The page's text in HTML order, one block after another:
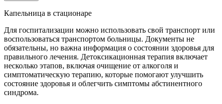
Капельница в стационаре
Для госпитализации можно использовать свой транспорт или
воспользоваться транспортом больницы. Документы не
обязательны, но важна информация о состоянии здоровья для
правильного лечения. Детоксикационная терапия включает
несколько этапов, включая очищение от алкоголя и
симптоматическую терапию, которые помогают улучшить
состояние здоровья и облегчить симптомы абстинентного
синдрома.